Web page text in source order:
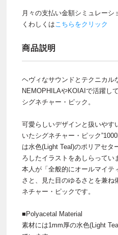
月々の支払い金額シミュレーシ
くわしくはこちらをクリック
商品説明
ヘヴィなサウンドとテクニカル
NEMOPHILAやKOIAIで活躍し
シグネチャー・ピック。
可愛らしいデザインと扱いやす
いたシグネチャー・ピック
は水色(Light Teal)のポリアセタ
ろしたイラストをあしらってい
本人が「全般的にオールマイテ
さと、見た目のゆるさとを兼ね
ネチャー・ピックです。
■Polyacetal Material
素材には1mm厚の水色(Light